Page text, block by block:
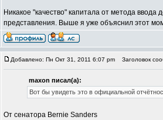
Никакое "качество" капитала от метода ввода
представления. Выше я уже объяснил этот
Добавлено: Пн Окт 31, 2011 6:07 pm Заголовок
maxon писал(а):
Вот бы увидеть это в официальной
От сенатора Bernie Sanders